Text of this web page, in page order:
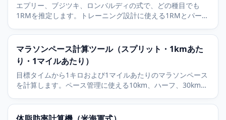
エプリー、ブジツキ、ロンバルディの式で、どの種目でも
1RMを推定します。トレーニング設計に使える1RMとパーセ
マラソンペース計算ツール（スプリット・1kmあた
り・1マイルあたり）
目標タイムから1キロおよび1マイルあたりのマラソンペース
を計算します。ペース管理に使える10km、ハーフ、30kmの